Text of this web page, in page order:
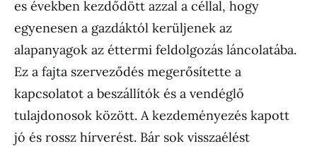
es években kezdődött azzal a céllal, hogy
egyenesen a gazdáktól kerüljenek az
alapanyagok az éttermi feldolgozás láncolatába.
Ez a fajta szerveződés megerősítette a
kapcsolatot a beszállítók és a vendéglő
tulajdonosok között. A kezdeményezés kapott
jó és rossz hírverést. Bár sok visszaélést